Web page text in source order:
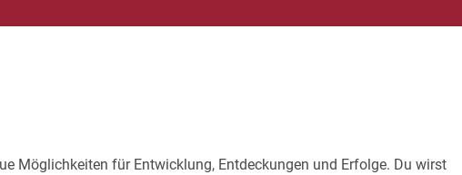
Möglichkeiten für Entwicklung, Entdeckungen und Erfolge. Du wirst